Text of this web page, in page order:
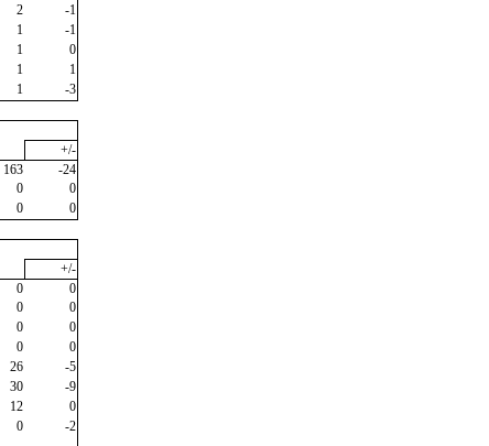
2
-1
1
-1
1
0
1
1
1
-3
+/-
163
-24
0
0
0
0
+/-
0
0
0
0
0
0
0
0
26
-5
30
-9
12
0
0
-2